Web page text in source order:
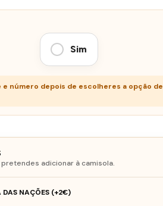
Sim
e número depois de escolheres a opção de
adicionar à camisola.
DAS NAÇÕES (+2€)